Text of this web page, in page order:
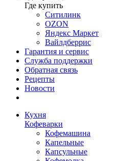
Где купить
Ситилинк
OZON
Яндекс Маркет
Вайлдберрис
Гарантия и сервис
Служба поддержки
Обратная связь
Рецепты
Новости
Кухня
Кофеварки
Кофемашина
Капельные
Капсульные